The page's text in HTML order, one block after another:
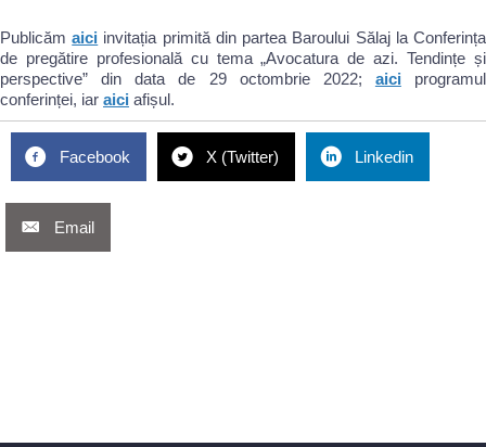
Publicămaici invitația primită din partea Baroului Sălaj la Conferința
de pregătire profesională cu tema „Avocatura de azi. Tendințe și
perspective” din data de 29 octombrie 2022; aiciprogramul
conferinței, iar aici afișul.
Facebook X (Twitter) Linkedin
Email